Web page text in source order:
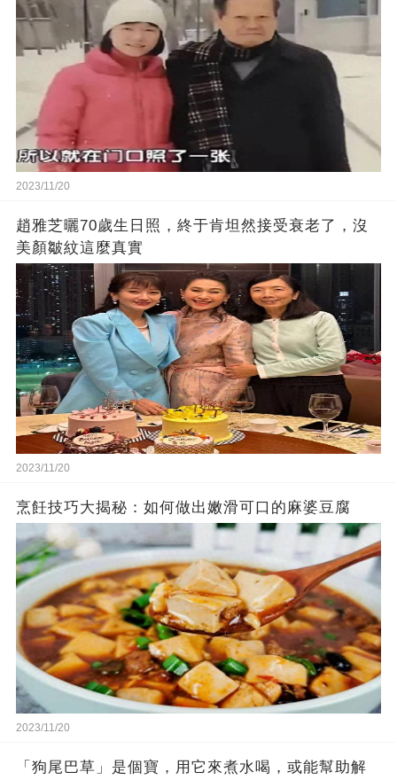
2023/11/20
趙雅芝曬70歲生日照，終于肯坦然接受衰老了，沒
美顏皺紋這麼真實
2023/11/20
烹飪技巧大揭秘：如何做出嫩滑可口的麻婆豆腐
2023/11/20
「狗尾巴草」是個寶，用它來煮水喝，或能幫助解